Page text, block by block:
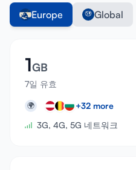
Europe Global
1GB
7일 유효
🌍 +32 more
3G, 4G, 5G 네트워크